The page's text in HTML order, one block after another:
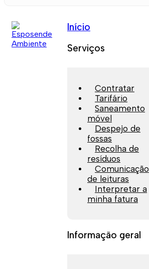
Início
Serviços
Contratar
Tarifário
Saneamento
móvel
Despejo de
fossas
Recolha de
resíduos
Comunicação
de leituras
Interpretar a
minha fatura
Informação geral